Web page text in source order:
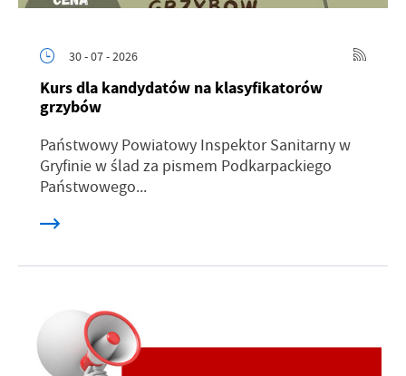
30 - 07 - 2026
Kurs dla kandydatów na klasyfikatorów
grzybów
Państwowy Powiatowy Inspektor Sanitarny w
Gryfinie w ślad za pismem Podkarpackiego
Państwowego...